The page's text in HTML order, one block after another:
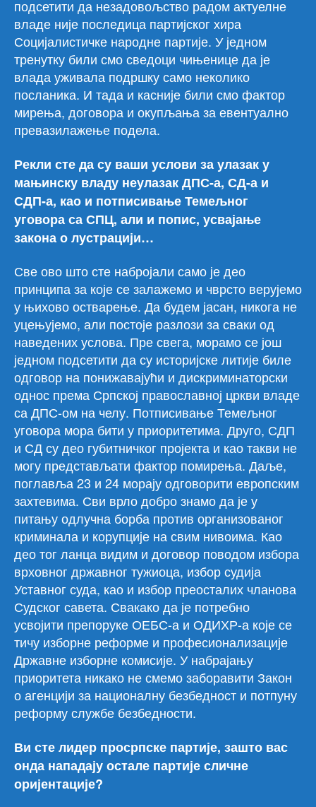
подсетити да незадовољство радом актуелне
владе није последица партијског хира
Социјалистичке народне партије. У једном
тренутку били смо сведоци чињенице да је
влада уживала подршку само неколико
посланика. И тада и касније били смо фактор
мирења, договора и окупљања за евентуално
превазилажење подела.
Рекли сте да су ваши услови за улазак у
мањинску владу неулазак ДПС-а, СД-а и
СДП-а, као и потписивање Темељног
уговора са СПЦ, али и попис, усвајање
закона о лустрацији…
Све ово што сте набројали само је део
принципа за које се залажемо и чврсто верујемо
у њихово остварење. Да будем јасан, никога не
уцењујемо, али постоје разлози за сваки од
наведених услова. Пре свега, морамо се још
једном подсетити да су историјске литије биле
одговор на понижавајући и дискриминаторски
однос према Српској православној цркви владе
са ДПС-ом на челу. Потписивање Темељног
уговора мора бити у приоритетима. Друго, СДП
и СД су део губитничког пројекта и као такви не
могу представљати фактор помирења. Даље,
поглавља 23 и 24 морају одговорити европским
захтевима. Сви врло добро знамо да је у
питању одлучна борба против организованог
криминала и корупције на свим нивоима. Као
део тог ланца видим и договор поводом избора
врховног државног тужиоца, избор судија
Уставног суда, као и избор преосталих чланова
Судског савета. Свакако да је потребно
усвојити препоруке ОЕБС-а и ОДИХР-а које се
тичу изборне реформе и професионализације
Државне изборне комисије. У набрајању
приоритета никако не смемо заборавити Закон
о агенцији за националну безбедност и потпуну
реформу службе безбедности.
Ви сте лидер просрпске партије, зашто вас
онда нападају остале партије сличне
оријентације?